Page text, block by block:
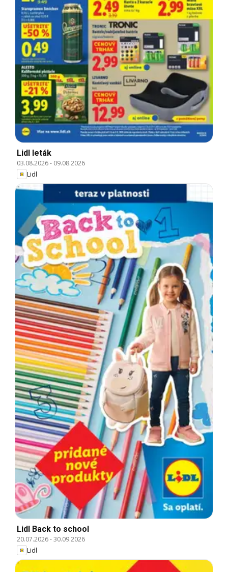
Lidl leták
03.08.2026- 09.08.2026
Lidl
Lidl Back to school
20.07.2026-30.09.2026
Lidl